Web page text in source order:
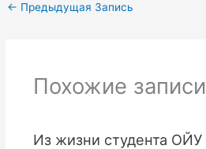
← Предыдущая Запись
Похожие записи
Из жизни студента ОЙУ